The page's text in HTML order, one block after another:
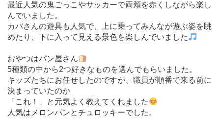
最近人気の鬼ごっこやサッカーで両頬を赤くしながら楽し
んでいました。
カバさんの遊具も人気で、上に乗ってみんなが遊ぶ姿を眺
めたり、下に入って見える景色を楽しんでいました
おやつはパン屋さん
5種類の中から2つ好きなものを選んでもらいました。
キッズたちにお任せしたのですが、職員が順番で来る前に
決まっていたのか
「これ！」と元気よく教えてくれました
人気はメロンパンとチュロッキーでした。